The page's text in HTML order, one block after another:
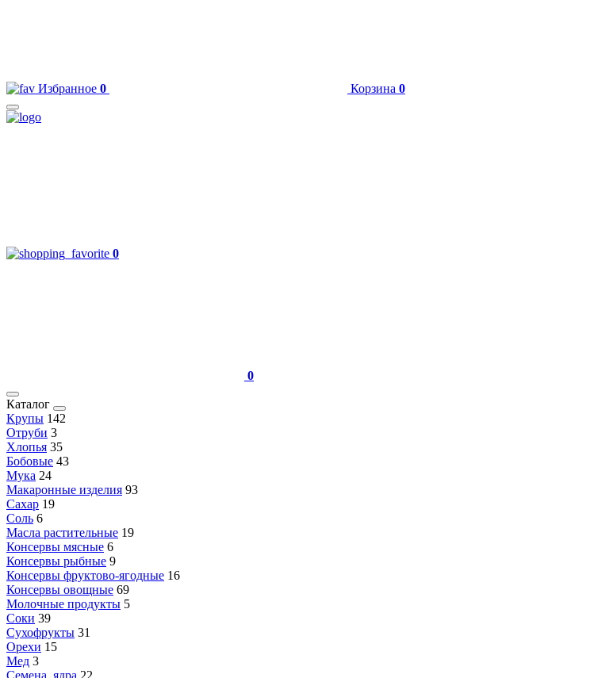
Избранное 0 Корзина 0
0
0
Каталог
Крупы 142
Отруби 3
Хлопья 35
Бобовые 43
Мука 24
Макаронные изделия 93
Сахар 19
Соль 6
Масла растительные 19
Консервы мясные 6
Консервы рыбные 9
Консервы фруктово-ягодные 16
Консервы овощные 69
Молочные продукты 5
Соки 39
Сухофрукты 31
Орехи 15
Мед 3
Семена, ядра 22